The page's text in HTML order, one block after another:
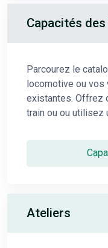
Capacités
Parcourez le
locomotive ou vos
existantes. Offrez
train ou ou utilisez
Ateliers